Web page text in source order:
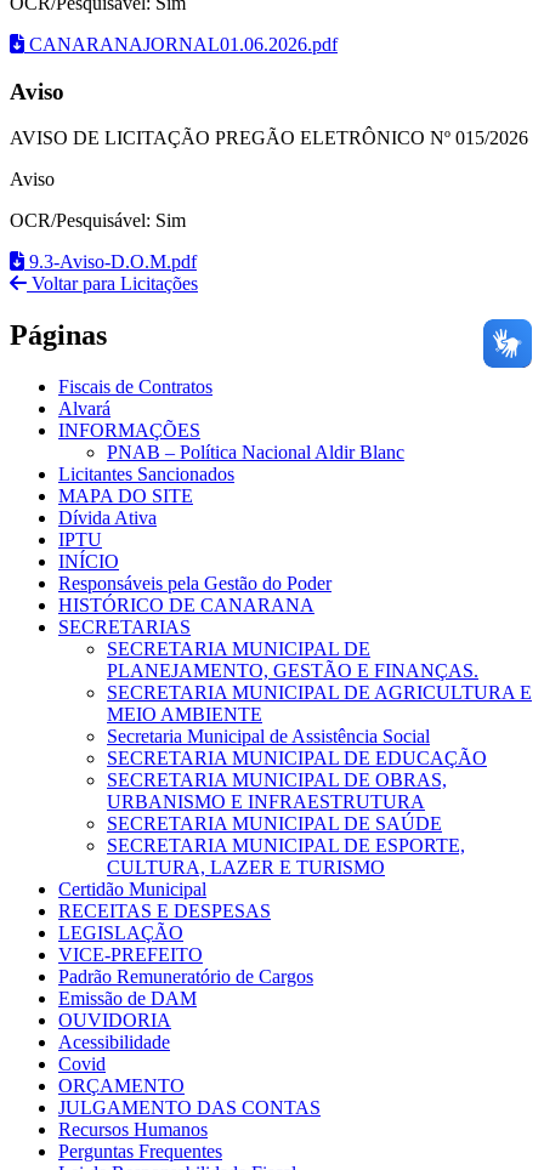
CANARANAJORNAL01.06.2026.pdf
Aviso
AVISO DE LICITAÇÃO PREGÃO ELETRÔNICO Nº 015/2026
Aviso
OCR/Pesquisável: Sim
9.3-Aviso-D.O.M.pdf
Voltar para Licitações
Páginas
Fiscais de Contratos
Alvará
INFORMAÇÕES
PNAB – Política Nacional Aldir Blanc
Licitantes Sancionados
MAPA DO SITE
Dívida Ativa
IPTU
INÍCIO
Responsáveis pela Gestão do Poder
HISTÓRICO DE CANARANA
SECRETARIAS
SECRETARIA MUNICIPAL DE
PLANEJAMENTO, GESTÃO E FINANÇAS.
SECRETARIA MUNICIPAL DE AGRICULTURA E
MEIO AMBIENTE
Secretaria Municipal de Assistência Social
SECRETARIA MUNICIPAL DE EDUCAÇÃO
SECRETARIA MUNICIPAL DE OBRAS,
URBANISMO E INFRAESTRUTURA
SECRETARIA MUNICIPAL DE SAÚDE
SECRETARIA MUNICIPAL DE ESPORTE,
CULTURA, LAZER E TURISMO
Certidão Municipal
RECEITAS E DESPESAS
LEGISLAÇÃO
VICE-PREFEITO
Padrão Remuneratório de Cargos
Emissão de DAM
OUVIDORIA
Acessibilidade
Covid
ORÇAMENTO
JULGAMENTO DAS CONTAS
Recursos Humanos
Perguntas Frequentes